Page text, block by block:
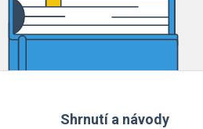
Shrnutí a návody